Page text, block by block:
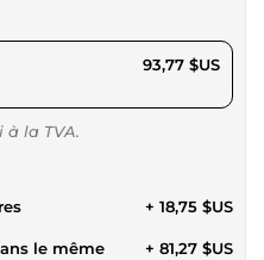
$US 93,77 $US
à la TVA.
+ 18,75 $US
le même + 81,27 $US